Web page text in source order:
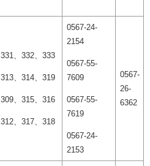
331、332、333
313、314、319
309、315、316
312、317、318
0567-24-
2154
0567-55-
7609
0567-55-
7619
0567-24-
2153
0567-
26-
6362